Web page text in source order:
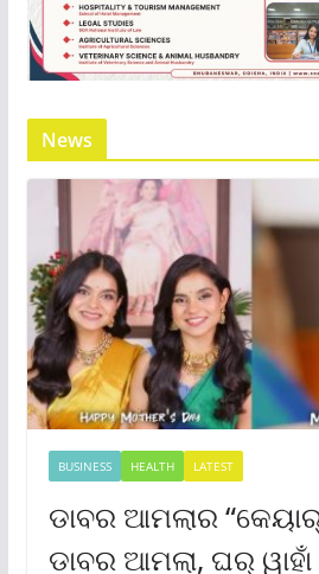
News
BUSINESS HEALTH LATEST
ଡାବର ଆମଲାର “କେୟାର୍
ଡାବର ଆମଲା, ଘର୍ ୱାହାଁ